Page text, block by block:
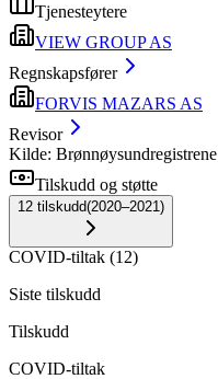
Tjenesteytere
VIEW GROUP AS
Regnskapsfører
FORVIS MAZARS AS
Revisor
Kilde: Brønnøysundregistrene
Tilskudd og støtte
12 tilskudd(2020–2021)
COVID-tiltak (12)
Siste tilskudd
Tilskudd
COVID-tiltak